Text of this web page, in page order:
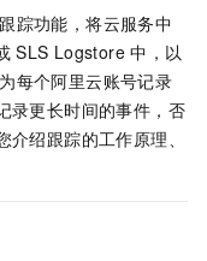
踪功能，将云服务中
SLS Logstore 中，以
每个阿里云账号记录
录更长时间的事件，否
绍跟踪的工作原理、